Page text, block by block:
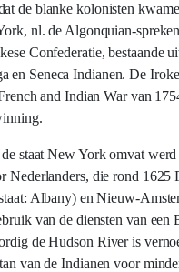
de blanke kolonisten
nl. de Algonquian-
Confederatie, bestaande
en Seneca Indianen. De
and Indian War van
staat New York omvat werd
Nederlanders, die rond 1625
Albany) en Nieuw-
van de diensten van een
de Hudson River is
van de Indianen voor